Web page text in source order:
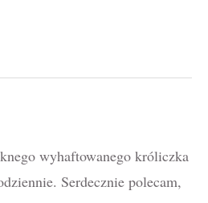
wyhaftowanego króliczka
Serdecznie polecam,